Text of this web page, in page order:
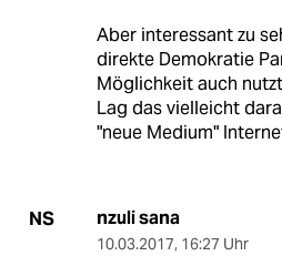
Aber interessant zu
direkte Demokratie
Möglichkeit auch
Lag das vielleicht
"neue Medium"
NS nzuli sana
10.03.2017, 16:27 Uhr